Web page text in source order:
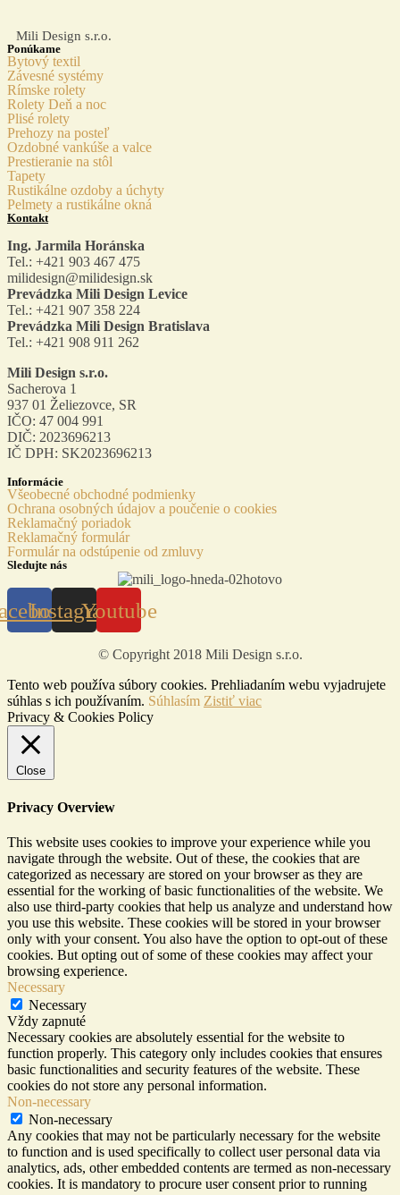
Mili Design s.r.o.
Ponúkame
Bytový textil
Závesné systémy
Rímske rolety
Rolety Deň a noc
Plisé rolety
Prehozy na posteľ
Ozdobné vankúše a valce
Prestieranie na stôl
Tapety
Rustikálne ozdoby a úchyty
Pelmety a rustikálne okná
Kontakt
Ing. Jarmila Horánska
Tel.: +421 903 467 475
milidesign@milidesign.sk
Prevádzka Mili Design Levice
Tel.: +421 907 358 224
Prevádzka Mili Design Bratislava
Tel.: +421 908 911 262
Mili Design s.r.o.
Sacherova 1
937 01 Želiezovce, SR
IČO: 47 004 991
DIČ: 2023696213
IČ DPH: SK2023696213
Informácie
Všeobecné obchodné podmienky
Ochrana osobných údajov a poučenie o cookies
Reklamačný poriadok
Reklamačný formulár
Formulár na odstúpenie od zmluvy
Sledujte nás
InstagramYoutube
© Copyright 2018 Mili Design s.r.o.
Tento web používa súbory cookies. Prehliadaním webu vyjadrujete
súhlas s ich používaním. Súhlasím Zistiť viac
Privacy & Cookies Policy
Close
Privacy Overview
This website uses cookies to improve your experience while you
navigate through the website. Out of these, the cookies that are
categorized as necessary are stored on your browser as they are
essential for the working of basic functionalities of the website. We
also use third-party cookies that help us analyze and understand how
you use this website. These cookies will be stored in your browser
only with your consent. You also have the option to opt-out of these
cookies. But opting out of some of these cookies may affect your
browsing experience.
Necessary
Necessary
Vždy zapnuté
Necessary cookies are absolutely essential for the website to
function properly. This category only includes cookies that ensures
basic functionalities and security features of the website. These
cookies do not store any personal information.
Non-necessary
Non-necessary
Any cookies that may not be particularly necessary for the website
to function and is used specifically to collect user personal data via
analytics, ads, other embedded contents are termed as non-necessary
cookies. It is mandatory to procure user consent prior to running